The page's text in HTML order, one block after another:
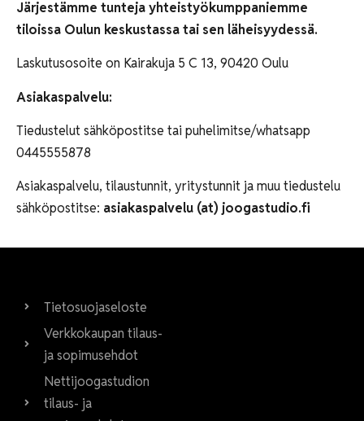
Järjestämme tunteja yhteistyökumppaniemme
tiloissa Oulun keskustassa tai sen läheisyydessä.
Laskutusosoite on Kairakuja 5 C 13, 90420 Oulu
Asiakaspalvelu:
Tiedustelut sähköpostitse tai puhelimitse/whatsapp
0445555878
Asiakaspalvelu, tilaustunnit, yritystunnit ja muu tiedustelu
sähköpostitse: asiakaspalvelu (at) joogastudio.fi
Tietosuojaseloste
Verkkokaupan tilaus-
ja sopimusehdot
Nettijoogastudion
tilaus- ja